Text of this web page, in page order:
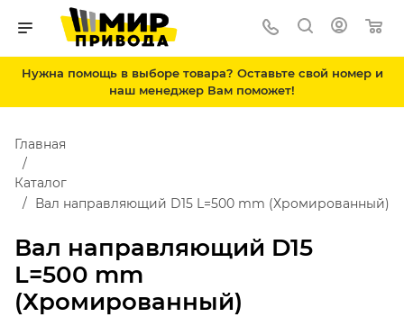
Нужна помощь в выборе товара? Оставьте свой номер и
наш менеджер Вам поможет!
Вал направляющий D15
L=500 mm
(Хромированный)
Главная
Каталог
Вал направляющий D15 L=500 mm (Хромированный)